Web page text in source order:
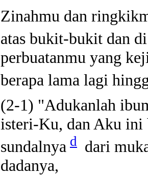
Zinahmu dan
atas bukit-bukit dan
perbuatanmu yang
berapa lama lagi
(2-1) "Adukanlah
isteri-Ku, dan Aku ini
sundalnya d dari
dadanya,